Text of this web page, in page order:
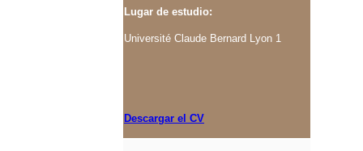
Lugar de estudio:
Université Claude Bernard Lyon 1
Descargar el CV